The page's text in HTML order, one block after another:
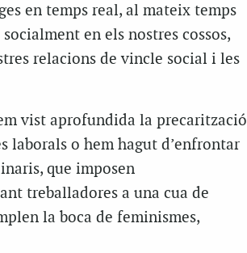
en temps real, al mateix temps
en els nostres cossos,
relacions de vincle social i les
vist aprofundida la precarització
laborals o hem hagut d’enfrontar
que imposen
treballadores a una cua de
la boca de feminismes,